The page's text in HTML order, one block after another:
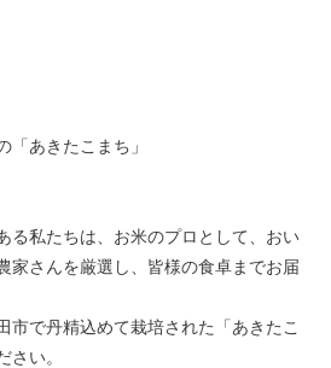
あきたこまち」
る私たちは、お米のプロとして、おい
家さんを厳選し、皆様の食卓までお届
市で丹精込めて栽培された「あきたこ
さい。